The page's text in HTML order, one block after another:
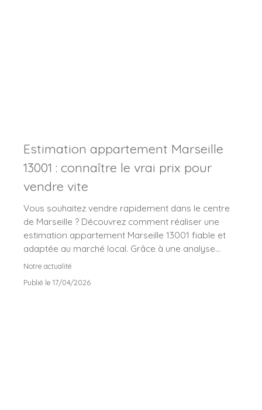
Estimation appartement Marseille
13001 : connaître le vrai prix pour
vendre vite
Vous souhaitez vendre rapidement dans le centre
de Marseille ? Découvrez comment réaliser une
estimation appartement Marseille 13001 fiable et
adaptée au marché local. Grâce à une analyse
précise du prix du mètre carré à Marseille,
bons acheteurs.
Notre actualité
Publié le 17/04/2026